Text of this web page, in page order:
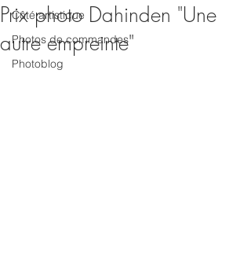
Côté artistique
Photos de commandes
Photoblog
Prix photo Dahinden "Une
autre empreinte"